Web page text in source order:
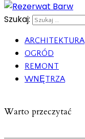
Szukaj:
ARCHITEKTURA
OGRÓD
REMONT
WNĘTRZA
Warto przeczytać